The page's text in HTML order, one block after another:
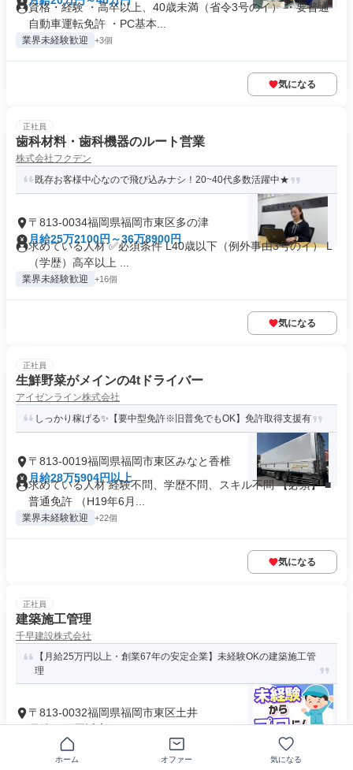
資格・経験 ・高卒以上、40歳未満（省令3号のイ） ・要普通
自動車運転免許 ・PC基本...
業界未経験歓迎 +3個
気になる
正社員
歯科材料・歯科機器のルート営業
株式会社フクデン
既存お客様中心なので飛び込みナシ！20~40代多数活躍中★
〒813-0034福岡県福岡市東区多の津
月給25万2100円～36万8900円
求めている人材 ✅必須条件 L40歳以下（例外事由3号のイ） L
（学歴）高卒以上 ...
業界未経験歓迎 +16個
気になる
正社員
生鮮野菜がメインの4tドライバー
アイゼンライン株式会社
しっかり稼げる✨【要中型免許※旧普免でもOK】免許取得支援有
〒813-0019福岡県福岡市東区みなと香椎
月給28万5904円以上
求めている人材 経験不問、学歴不問、スキル不問 【必須】 ■
普通免許 （H19年6月...
業界未経験歓迎 +22個
気になる
正社員
建築施工管理
千早建設株式会社
【月給25万円以上・創業67年の安定企業】未経験OKの建築施工管
理
〒813-0032福岡県福岡市東区土井
月給25万円以上
バイク通勤OK
ホーム オファー 気になる